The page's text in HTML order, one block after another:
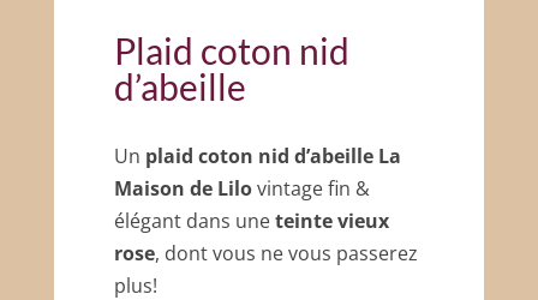
Plaid coton nid
d’abeille
Un plaid coton nid d’abeille La
Maison de Lilovintage fin &
élégant dans uneteinte vieux
rose, dont vous ne vous passerez
plus!